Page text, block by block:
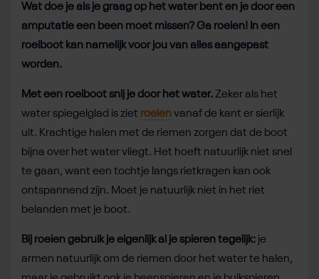
Wat doe je als je graag op het water bent en je door een
amputatie een been moet missen? Ga roeien! In een
roeiboot kan namelijk voor jou van alles aangepast
worden.
Met een roeiboot snij je door het water.Zeker als het
water spiegelglad is ziet roeienvanaf de kant er sierlijk
uit. Krachtige halen met de riemen zorgen dat de boot
bijna over het water vliegt. Het hoeft natuurlijk niet snel
te gaan, want een tochtje langs rietkragen kan ook
ontspannend zijn. Moet je natuurlijk niet in het riet
belanden met je boot.
Bij roeien gebruik je eigenlijk al je spieren tegelijk: je
armen natuurlijk om de riemen door het water te halen,